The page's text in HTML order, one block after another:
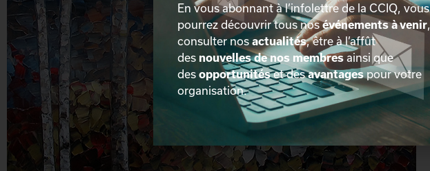
En vous abonnant à l’infolettre de la CCIQ, vous
pourrez découvrir tous nosévénements à venir
consulter nosactualités, être à l’affût
des nouvelles de nos membresainsi que
des opportunitéset desavantagespour votre
organisation.